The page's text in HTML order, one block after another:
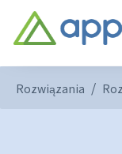
Rozwiązania